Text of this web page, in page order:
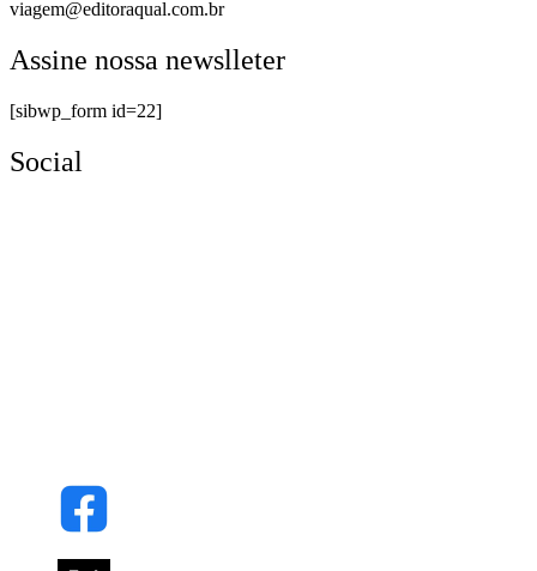
viagem@editoraqual.com.br
Assine nossa newslleter
[sibwp_form id=22]
Social